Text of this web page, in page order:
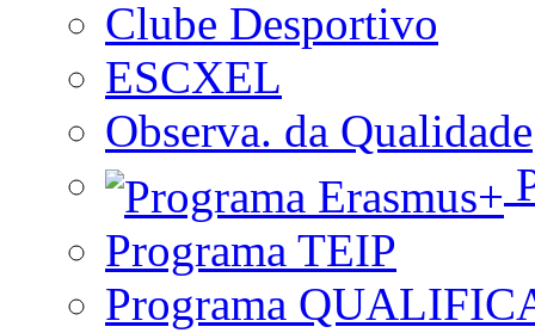
Clube Desportivo
ESCXEL
Observa. da Qualidade
Programa TEIP
Programa